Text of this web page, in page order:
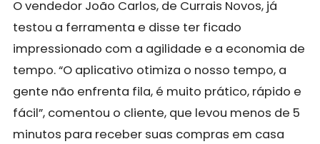
O vendedor João Carlos, de Currais Novos, já
testou a ferramenta e disse ter ficado
impressionado com a agilidade e a economia de
tempo. “O aplicativo otimiza o nosso tempo, a
gente não enfrenta fila, é muito prático, rápido e
fácil”, comentou o cliente, que levou menos de 5
minutos para receber suas compras em casa